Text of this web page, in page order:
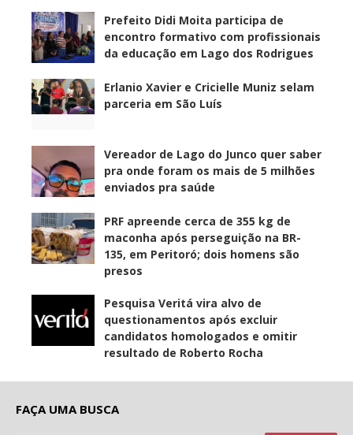
Prefeito Didi Moita participa de
encontro formativo com profissionais
da educação em Lago dos Rodrigues
Erlanio Xavier e Cricielle Muniz selam
parceria em São Luís
Vereador de Lago do Junco quer saber
pra onde foram os mais de 5 milhões
enviados pra saúde
PRF apreende cerca de 355 kg de
maconha após perseguição na BR-
135, em Peritoró; dois homens são
presos
Pesquisa Veritá vira alvo de
questionamentos após excluir
candidatos homologados e omitir
resultado de Roberto Rocha
FAÇA UMA BUSCA